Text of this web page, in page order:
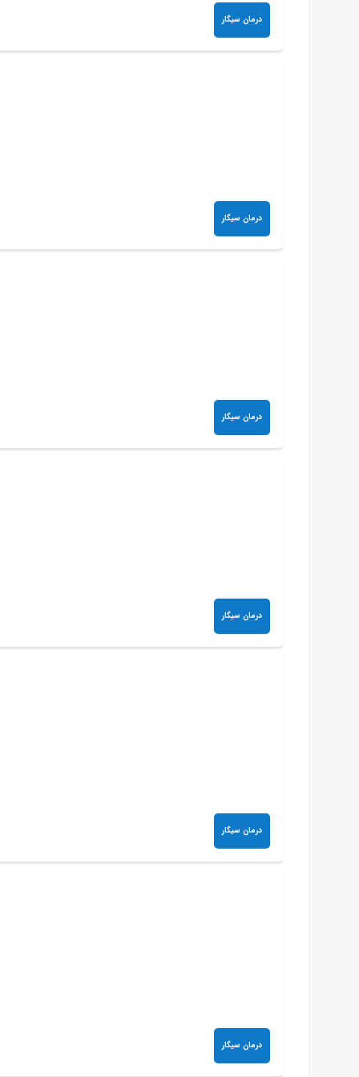
درمان سیگار
درمان سیگار
درمان سیگار
درمان سیگار
درمان سیگار
درمان سیگار